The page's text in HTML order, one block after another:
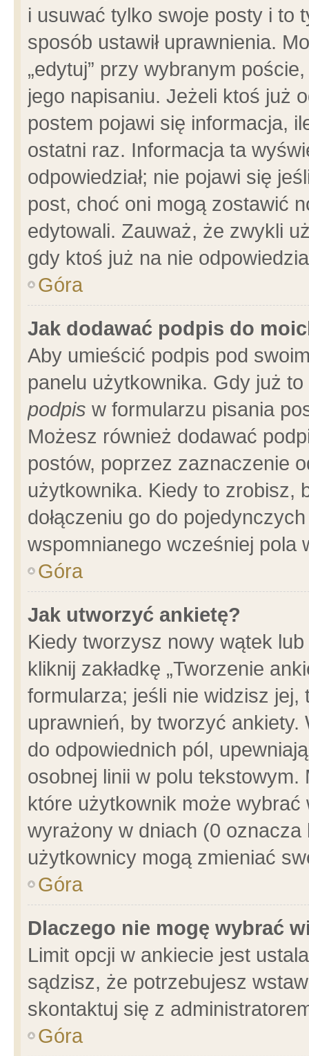
i usuwać tylko swoje posty i to
sposób ustawił uprawnienia.
„edytuj” przy wybranym
jego napisaniu. Jeżeli ktoś już
postem pojawi się informacja,
ostatni raz. Informacja ta
odpowiedział; nie pojawi się
post, choć oni mogą zostawić
edytowali. Zauważ, że zwykli
gdy ktoś już na nie
Góra
Jak dodawać podpis do
Aby umieścić podpis pod
panelu użytkownika. Gdy już
podpis w formularzu pisania
Możesz również dodawać
postów, poprzez zaznaczenie
użytkownika. Kiedy to zrobisz,
dołączeniu go do
wspomnianego wcześniej pola
Góra
Jak utworzyć ankietę?
Kiedy tworzysz nowy wątek
kliknij zakładkę „Tworzenie
formularza; jeśli nie widzisz
uprawnień, by tworzyć ankiety.
do odpowiednich pól,
osobnej linii w polu
które użytkownik może
wyrażony w dniach (0
użytkownicy mogą zmieniać
Góra
Dlaczego nie mogę wybrać
Limit opcji w ankiecie jest
sądzisz, że potrzebujesz
skontaktuj się z
Góra